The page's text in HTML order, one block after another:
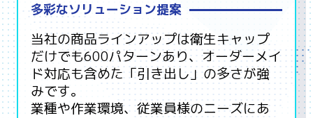
多彩なソリューション提案
当社の商品ラインアップは衛生キャップ
だけでも600パターンあり、オーダーメイ
ド対応も含めた「引き出し」の多さが強
みです。
業種や作業環境、従業員様のニーズにあ